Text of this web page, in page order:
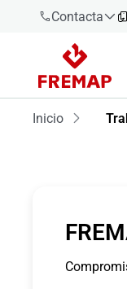
Contacta
900 61 00
61
Inicio